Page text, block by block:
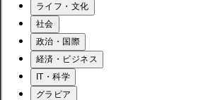
ライフ・文化
社会
政治・国際
経済・ビジネス
IT・科学
グラビア